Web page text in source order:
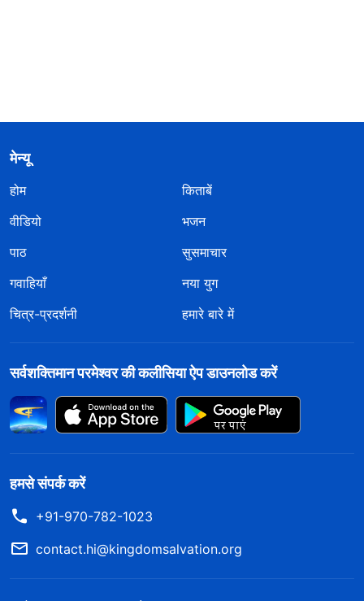
मेन्यू
होम
किताबें
वीडियो
भजन
पाठ
सुसमाचार
गवाहियाँ
नया युग
चित्र-प्रदर्शनी
हमारे बारे में
सर्वशक्तिमान परमेश्वर की कलीसिया ऐप डाउनलोड करें
हमसे संपर्क करें
+91-970-782-1023
contact.hi@kingdomsalvation.org